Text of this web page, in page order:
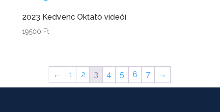
2023 Kedvenc Oktató videói
19500 Ft
← 1 2 3 4 5 6 7 →